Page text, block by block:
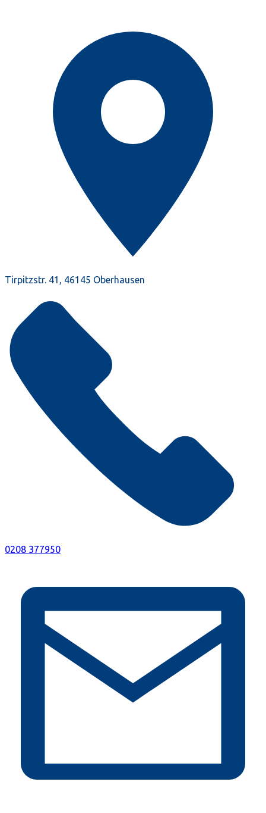
Tirpitzstr. 41, 46145 Oberhausen
0208 377950